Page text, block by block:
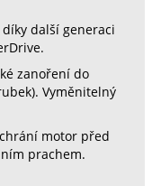
další generaci
zanoření do
Vyměnitelný
motor před
prachem.